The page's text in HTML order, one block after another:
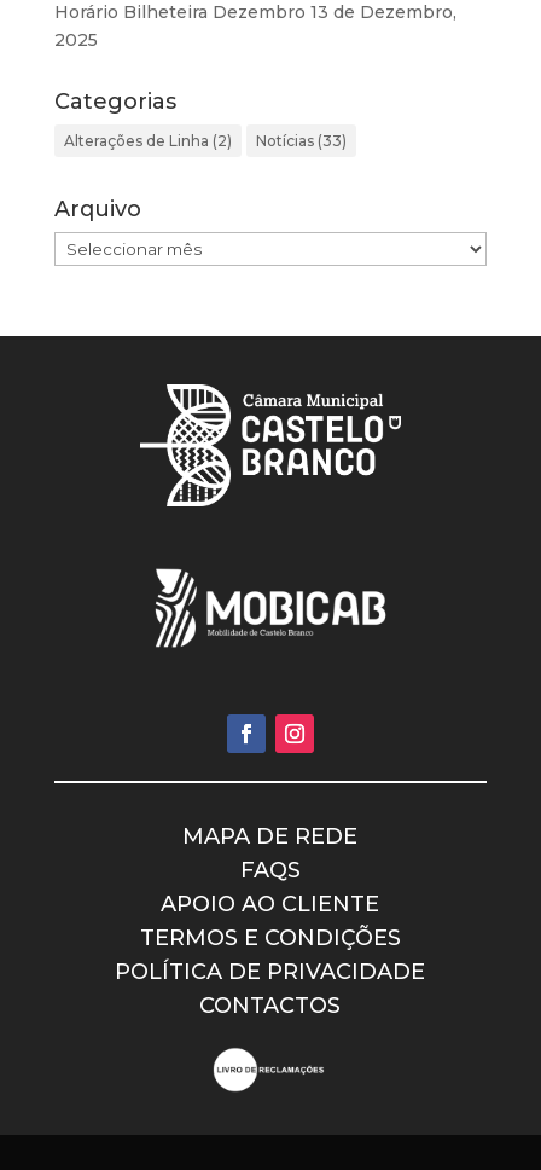
Horário Bilheteira Dezembro 13 de Dezembro,
2025
Categorias
Alterações de Linha (2) Notícias(33)
Arquivo
Arquivo
MAPA DE REDE
FAQS
APOIO AO CLIENTE
TERMOS E CONDIÇÕES
POLÍTICA DE PRIVACIDADE
CONTACTOS